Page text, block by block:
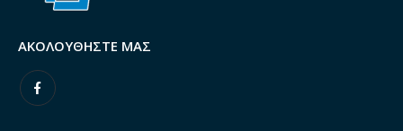
ΑΚΟΛΟΥΘΉΣΤΕ ΜΑΣ